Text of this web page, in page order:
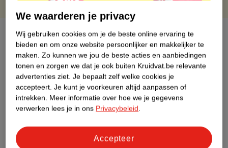
Over dit product
Productinformatie
Etiketinformatie
Impact Score.
We waarderen je privacy
Wij gebruiken cookies om je de beste online ervaring te
bieden en om onze website persoonlijker en makkelijker te
maken. Zo kunnen we jou de beste acties en aanbiedingen
tonen en zorgen we dat je ook buiten Kruidvat.be relevante
advertenties ziet. Je bepaalt zelf welke cookies je
accepteert. Je kunt je voorkeuren altijd aanpassen of
intrekken. Meer informatie over hoe we je gegevens
verwerken lees je in ons Privacybeleid.
Accepteer